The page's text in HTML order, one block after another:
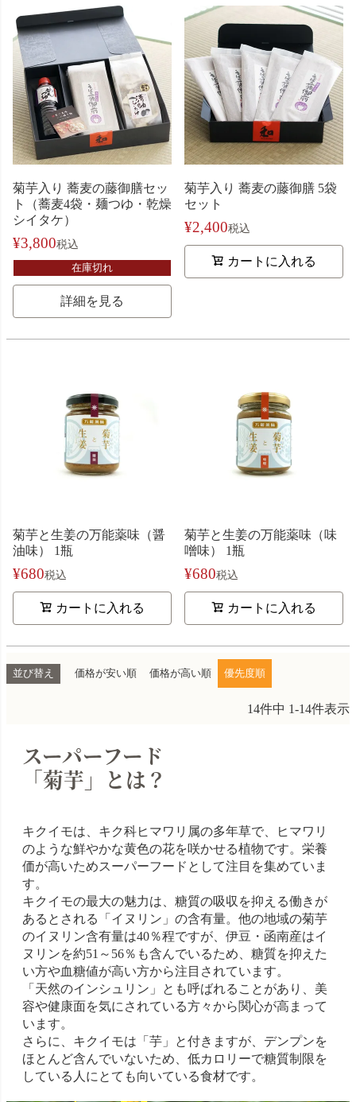
菊芋入り 蕎麦の藤御膳セッ
ト（蕎麦4袋・麺つゆ・乾燥
シイタケ）
¥3,800税込
在庫切れ
詳細を見る
菊芋入り 蕎麦の藤御膳 5袋
セット
¥2,400税込
カートに入れる
菊芋と生姜の万能薬味（醤
油味） 1瓶
¥680税込
カートに入れる
菊芋と生姜の万能薬味（味
噌味） 1瓶
¥680税込
カートに入れる
並び替え 価格が安い順 価格が高い順 優先度順
14件中 1-14件表示
スーパーフード
「菊芋」とは？
キクイモは、キク科ヒマワリ属の多年草で、ヒマワリ
のような鮮やかな黄色の花を咲かせる植物です。栄養
価が高いためスーパーフードとして注目を集めていま
す。
キクイモの最大の魅力は、糖質の吸収を抑える働きが
あるとされる「イヌリン」の含有量。他の地域の菊芋
のイヌリン含有量は40％程ですが、伊豆・函南産はイ
ヌリンを約51～56％も含んでいるため、糖質を抑えた
い方や血糖値が高い方から注目されています。
「天然のインシュリン」とも呼ばれることがあり、美
容や健康面を気にされている方々から関心が高まって
います。
さらに、キクイモは「芋」と付きますが、デンプンを
ほとんど含んでいないため、低カロリーで糖質制限を
している人にとても向いている食材です。